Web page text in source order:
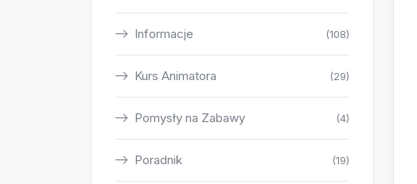
Informacje (108)
Kurs Animatora (29)
Pomysły na Zabawy (4)
Poradnik (19)